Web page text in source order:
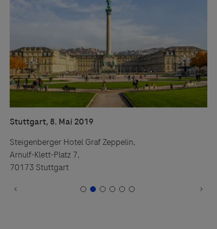
Stuttgart, 8. Mai 2019
Steigenberger Hotel Graf Zeppelin,
Arnulf-Klett-Platz 7,
70173 Stuttgart